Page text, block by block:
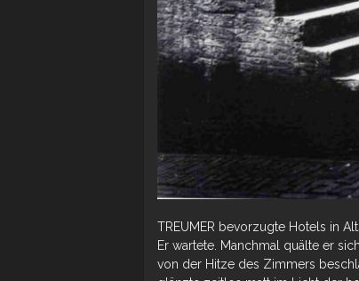
TREUMER bevorzugte Hotels in
Er wartete. Manchmal quälte er
von der Hitze des Zimmers